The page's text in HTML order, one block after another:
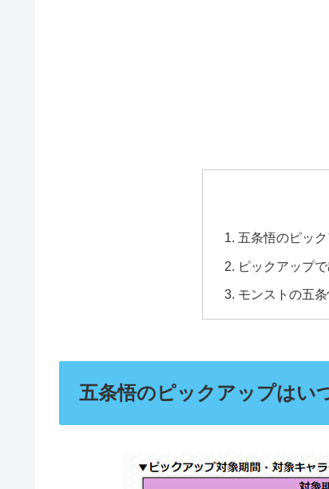
五条悟のピッ
ピックアップ
モンストの五
五条悟のピックアップはい